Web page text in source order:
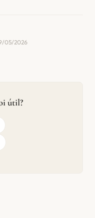
05/2026
útil?